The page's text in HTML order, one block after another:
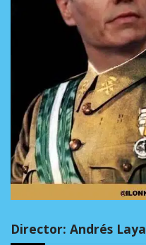
Director: Andrés Laya